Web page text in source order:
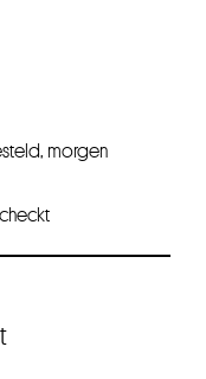
morgen